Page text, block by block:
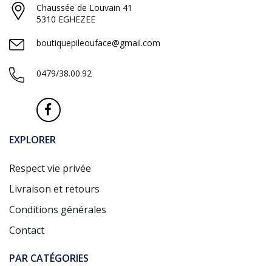
Chaussée de Louvain 41
5310 EGHEZEE
boutiquepileouface@gmail.com
0479/38.00.92
EXPLORER
Respect vie privée
Livraison et retours
Conditions générales
Contact
PAR CATÉGORIES